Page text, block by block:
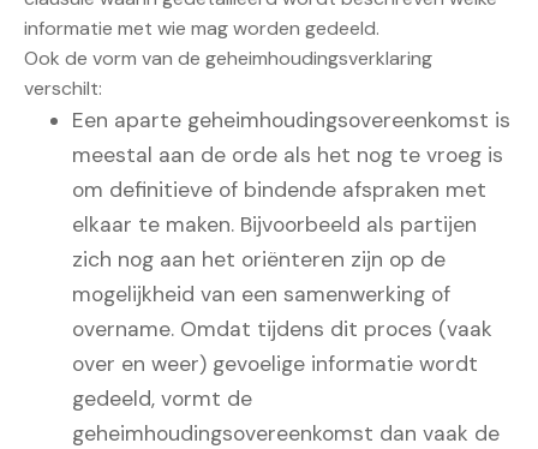
informatie met wie mag worden gedeeld.
Ook de vorm van de geheimhoudingsverklaring
verschilt:
Een aparte geheimhoudingsovereenkomst is
meestal aan de orde als het nog te vroeg is
om definitieve of bindende afspraken met
elkaar te maken. Bijvoorbeeld als partijen
zich nog aan het oriënteren zijn op de
mogelijkheid van een samenwerking of
overname. Omdat tijdens dit proces (vaak
over en weer) gevoelige informatie wordt
gedeeld, vormt de
geheimhoudingsovereenkomst dan vaak de